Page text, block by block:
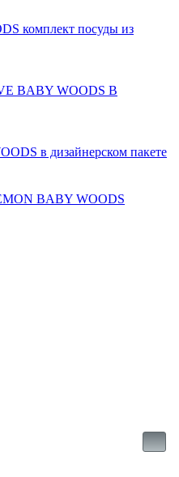
комплект посуды из
BABY WOODS В
в дизайнерском пакете
BABY WOODS